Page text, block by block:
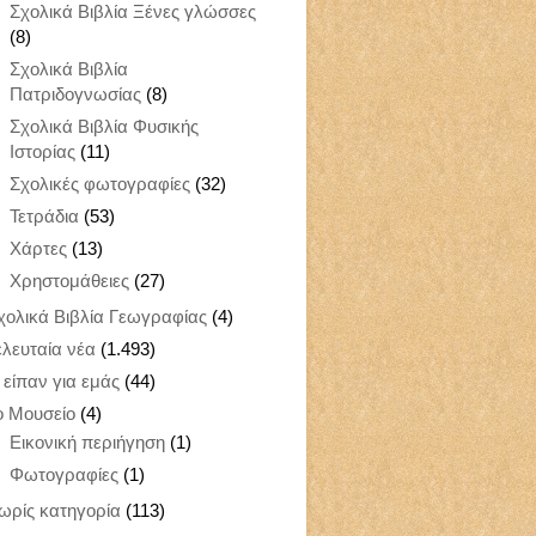
Σχολικά Βιβλία Ξένες γλώσσες
(8)
Σχολικά Βιβλία
Πατριδογνωσίας (8)
Σχολικά Βιβλία Φυσικής
Ιστορίας (11)
Σχολικές φωτογραφίες (32)
Τετράδια (53)
Χάρτες (13)
Χρηστομάθειες (27)
Βιβλία Γεωγραφίας (4)
νέα (1.493)
είπαν για εμάς (44)
Μουσείο (4)
Εικονική περιήγηση (1)
Φωτογραφίες (1)
κατηγορία (113)